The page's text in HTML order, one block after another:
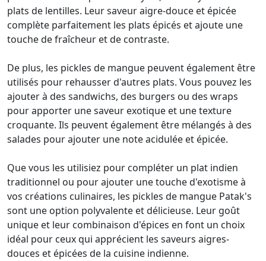
plats de lentilles. Leur saveur aigre-douce et épicée
complète parfaitement les plats épicés et ajoute une
touche de fraîcheur et de contraste.
De plus, les pickles de mangue peuvent également être
utilisés pour rehausser d'autres plats. Vous pouvez les
ajouter à des sandwichs, des burgers ou des wraps
pour apporter une saveur exotique et une texture
croquante. Ils peuvent également être mélangés à des
salades pour ajouter une note acidulée et épicée.
Que vous les utilisiez pour compléter un plat indien
traditionnel ou pour ajouter une touche d'exotisme à
vos créations culinaires, les pickles de mangue Patak's
sont une option polyvalente et délicieuse. Leur goût
unique et leur combinaison d'épices en font un choix
idéal pour ceux qui apprécient les saveurs aigres-
douces et épicées de la cuisine indienne.